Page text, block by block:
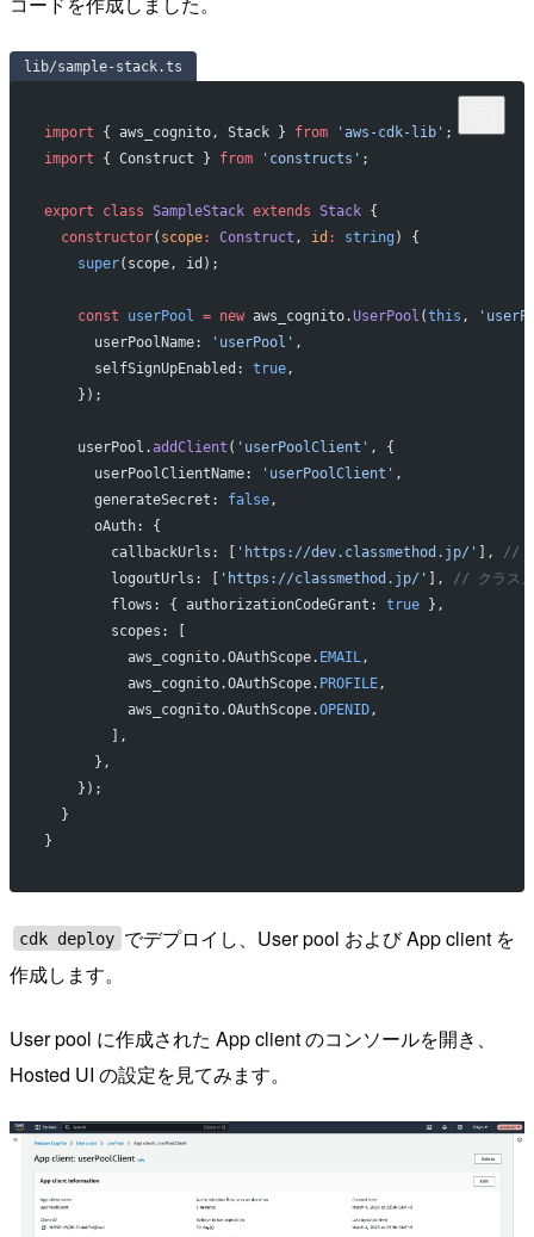
lib/sample-stack.ts
import { aws_cognito, Stack } from 'aws-cdk-lib' ;
import { Construct } from 'constructs' ;
export class SampleStack extends Stack {
  constructor
( scope: Construct , id : string ) {
    super
(scope, id);
    const
userPool = new aws_cognito.UserPool (this ,
      userPoolName:
'userPool' ,
      selfSignUpEnabled:
true,
    });
    userPool.
addClient ( 'userPoolClient' , {
      userPoolClientName:
'userPoolClient' ,
      generateSecret:
false,
      oAuth: {
        callbackUrls: [
'https://dev.classmethod.jp/' ],
//
        logoutUrls: [
'https://classmethod.jp/' ],
// クラスメ
        flows: { authorizationCodeGrant:
true },
        scopes: [
          aws_cognito.OAuthScope.
EMAIL ,
          aws_cognito.OAuthScope.
PROFILE,
          aws_cognito.OAuthScope.
OPENID,
        ],
      },
    });
  }
}
cdk deploy でデプロイし、User pool および App client を
作成します。
User pool に作成された App client のコンソールを開き、
Hosted UI の設定を見てみます。